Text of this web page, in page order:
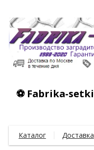
⚽ Fabrika-
Каталог Доставка